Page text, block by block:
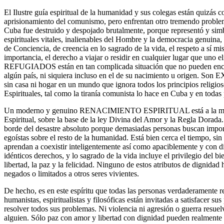
El Ilustre guía espiritual de la humanidad y sus colegas están quizás
aprisionamiento del comunismo, pero enfrentan otro tremendo
Cuba fue destruido y despojado brutalmente, porque representó y
espirituales vitales, inalienables del Hombre y la democracia
de Conciencia, de creencia en lo sagrado de la vida, el respeto a sí
importancia, el derecho a viajar o residir en cualquier lugar que uno
REFUGIADOS están en tan complicada situación que no pueden
algún país, ni siquiera incluso en el de su nacimiento u origen.
sin casa ni hogar en un mundo que ignora todos los principios
Espirituales, tal como la tiranía comunista lo hace en Cuba y en todas
Un moderno y genuino RENACIMIENTO ESPIRITUAL está a la
Espiritual, sobre la base de la ley Divina del Amor y la Regla
borde del desastre absoluto porque demasiadas personas buscan
egoístas sobre el resto de la humanidad. Está bien cerca el tiempo,
aprendan a coexistir inteligentemente así como apaciblemente y con
idénticos derechos, y lo sagrado de la vida incluye el privilegio del
libertad, la paz y la felicidad. Ninguno de estos atributos de dignidad
negados o limitados a otros seres vivientes.
De hecho, es en este espíritu que todas las personas verdaderamente
humanistas, espiritualistas y filosóficas están invitadas a satisfacer
resolver todos sus problemas. Ni violencia ni agresión o guerra
alguien. Sólo paz con amor y libertad con dignidad pueden